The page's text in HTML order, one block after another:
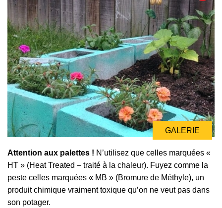
GALERIE
Attention aux palettes ! N’utilisez que celles marquées «
HT » (Heat Treated – traité à la chaleur). Fuyez comme la
peste celles marquées « MB » (Bromure de Méthyle), un
produit chimique vraiment toxique qu’on ne veut pas dans
son potager.